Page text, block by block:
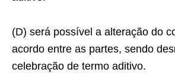
(D) será possível a alteração do
acordo entre as partes, sendo
celebração de termo aditivo.